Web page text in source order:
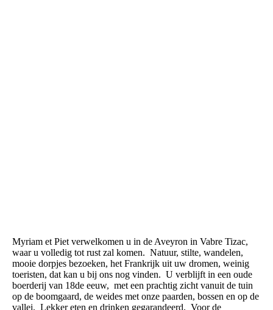
Myriam et Piet verwelkomen u in de Aveyron in Vabre Tizac,
waar u volledig tot rust zal komen. Natuur, stilte, wandelen,
mooie dorpjes bezoeken, het Frankrijk uit uw dromen, weinig
toeristen, dat kan u bij ons nog vinden. U verblijft in een oude
boerderij van 18de eeuw, met een prachtig zicht vanuit de tuin
op de boomgaard, de weides met onze paarden, bossen en op de
vallei. Lekker eten en drinken gegarandeerd. Voor de